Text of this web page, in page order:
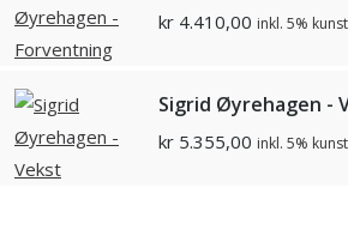
kr 4.410,00 inkl. 5%
Sigrid Øyrehagen -
kr 5.355,00 inkl. 5%